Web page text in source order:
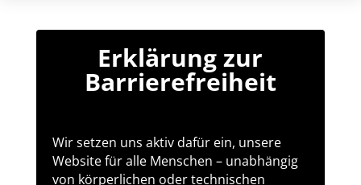
Erklärung zur
Barrierefreiheit
Wir setzen uns aktiv dafür ein, unsere
Website für alle Menschen – unabhängig
von körperlichen oder technischen